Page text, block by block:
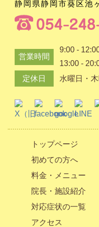
静岡県静岡市葵区池
営業時間
9:00 -
13:00 -
定休日
水曜日・木
トップページ
初めての方へ
料金・メニュー
院長・施設紹介
対応症状の一覧
アクセス